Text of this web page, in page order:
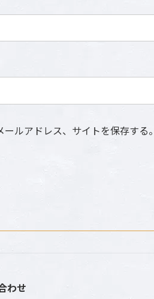
ルアドレス、サイトを保存する。
わせ